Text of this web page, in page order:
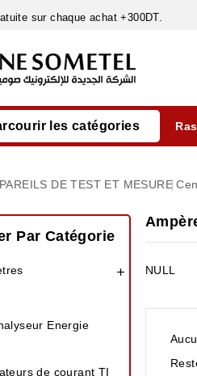
sur chaque achat +300DT.
les catégories
DE TEST ET MESURE
Par Catégorie

Energie
de courant TI
NULL